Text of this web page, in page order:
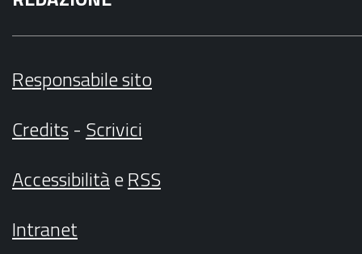
Responsabile sito
Credits- Scrivici
AccessibilitàeRSS
Intranet